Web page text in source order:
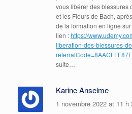
vous libérer des blessures
et les Fleurs de Bach,
de la formation en ligne
lien :https://
liberation-des-blessures-
suite…
Karine Anselme
1 novembre 2022 at 11 h